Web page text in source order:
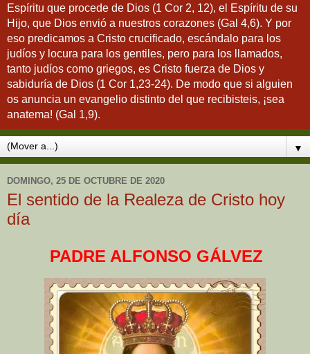
Espíritu que procede de Dios (1 Cor 2, 12), el Espíritu de su
Hijo, que Dios envió a nuestros corazones (Gal 4,6). Y por
eso predicamos a Cristo crucificado, escándalo para los
judíos y locura para los gentiles, pero para los llamados,
tanto judíos como griegos, es Cristo fuerza de Dios y
sabiduría de Dios (1 Cor 1,23-24). De modo que si alguien
os anuncia un evangelio distinto del que recibisteis, ¡sea
anatema! (Gal 1,9).
▼
DOMINGO, 25 DE OCTUBRE DE 2020
El sentido de la Realeza de Cristo hoy
día
PADRE ALFONSO GÁLVEZ